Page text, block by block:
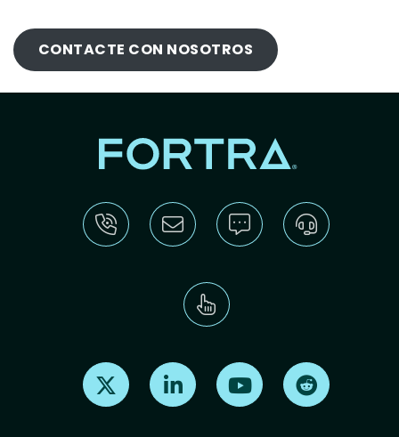
CONTACTE CON NOSOTROS
Find us on X Find us on LinkedInFind us on Youtube